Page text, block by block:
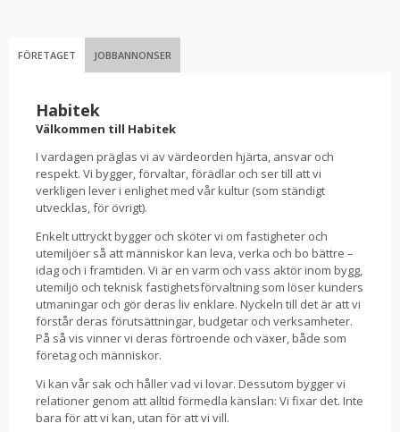
FÖRETAGET JOBBANNONSER
Habitek
Välkommen till Habitek
I vardagen präglas vi av värdeorden hjärta, ansvar och
respekt. Vi bygger, förvaltar, förädlar och ser till att vi
verkligen lever i enlighet med vår kultur (som ständigt
utvecklas, för övrigt).
Enkelt uttryckt bygger och sköter vi om fastig­heter och
utemiljöer så att människor kan leva, verka och bo bättre –
idag och i framtiden. Vi är en varm och vass aktör inom bygg,
utemiljö och teknisk fastighetsförvaltning som löser kunders
utmaningar och gör deras liv enklare. Nyckeln till det är att vi
förstår deras förutsättningar, budgetar och verksamheter.
På så vis vinner vi deras förtroende och växer, både som
företag och människor.
Vi kan vår sak och håller vad vi lovar. Dessutom bygger vi
relationer genom att alltid förmedla känslan: Vi fixar det. Inte
bara för att vi kan, utan för att vi vill.